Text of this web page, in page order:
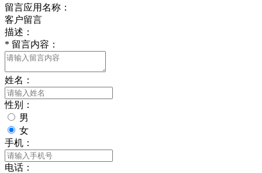
留言应用名称：
客户留言
描述：
* 留言内容：
姓名：
性别：
男
女
手机：
电话：